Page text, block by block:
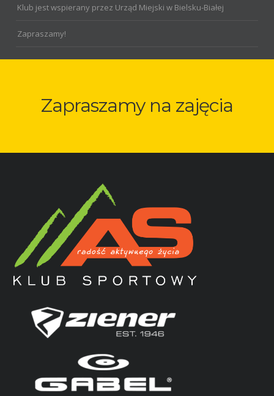
Klub jest wspierany przez Urząd Miejski w Bielsku-Białej
Zapraszamy!
Zapraszamy na zajęcia